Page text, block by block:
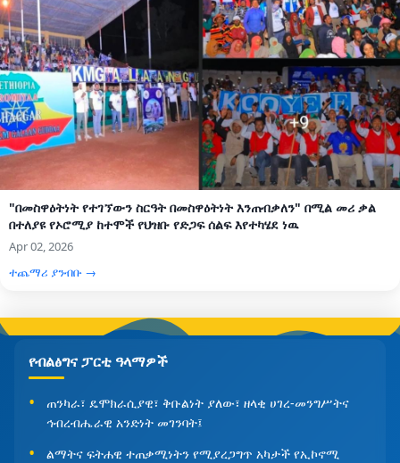
"በመስዋዕትነት የተገኘውን ስርዓት በመስዋዕትነት እንጠብቃለን" በሚል መሪ ቃል
በተለያዩ የኦሮሚያ ከተሞች የህዝቡ የድጋፍ ሰልፍ እየተካሄደ ነዉ
Apr 02, 2026
ተጨማሪ ያንብቡ →
የብልፅግና ፓርቲ ዓላማዎች
ጠንካራ፣ ዴሞክራሲያዊ፣ ቅቡልነት ያለው፣ ዘላቂ ሀገረ-መንግሥትና
ኅብረብሔራዊ አንድነት መገንባት፤
ልማትና ፍትሐዊ ተጠቃሚነትን የሚያረጋግጥ አካታች የኢኮኖሚ